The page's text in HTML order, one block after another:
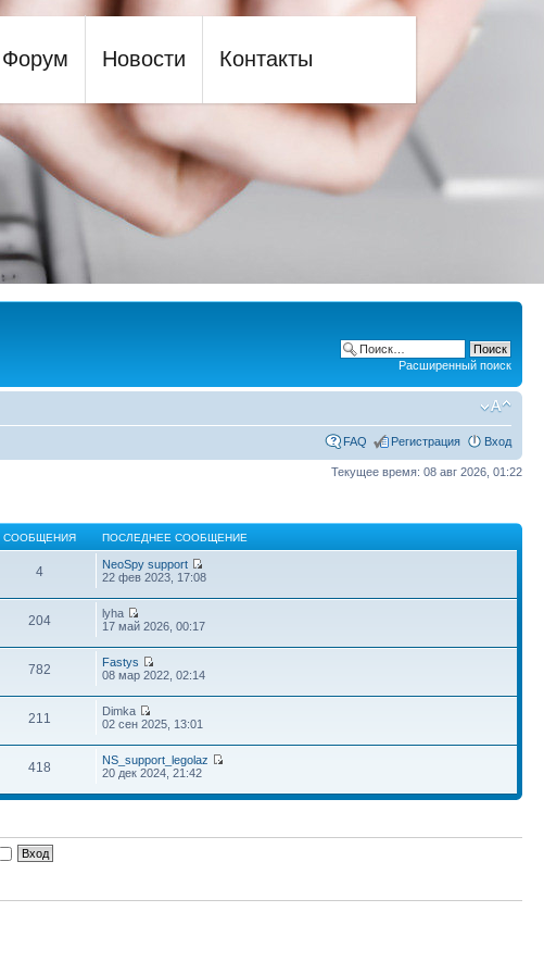
Форум Новости Контакты
Расширенный поиск
FAQ Регистрация Вход
Текущее время: 08 авг 2026, 01:22
СООБЩЕНИЯ ПОСЛЕДНЕЕ СООБЩЕНИЕ
4
NeoSpy support
22 фев 2023, 17:08
204
lyha
17 май 2026, 00:17
782
Fastys
08 мар 2022, 02:14
211
Dimka
02 сен 2025, 13:01
418
NS_support_legolaz
20 дек 2024, 21:42